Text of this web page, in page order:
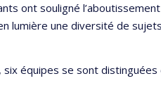
ont souligné
lumière une diversité de
équipes se sont